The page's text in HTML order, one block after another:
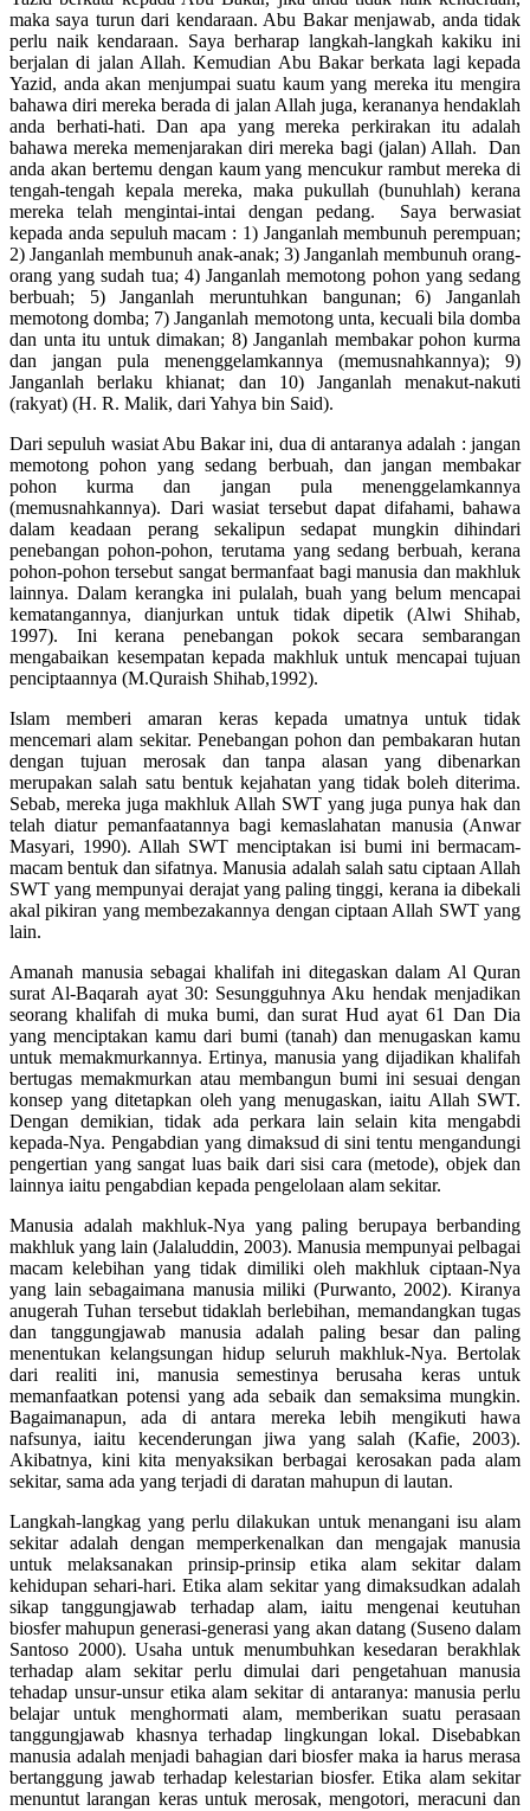
maka saya turun dari kendaraan. Abu Bakar menjawab, anda tidak
perlu naik kendaraan. Saya berharap langkah-langkah kakiku ini
berjalan di jalan Allah. Kemudian Abu Bakar berkata lagi kepada
Yazid, anda akan menjumpai suatu kaum yang mereka itu mengira
bahawa diri mereka berada di jalan Allah juga, kerananya hendaklah
anda berhati-hati. Dan apa yang mereka perkirakan itu adalah
bahawa mereka memenjarakan diri mereka bagi (jalan) Allah. Dan
anda akan bertemu dengan kaum yang mencukur rambut mereka di
tengah-tengah kepala mereka, maka pukullah (bunuhlah) kerana
mereka telah mengintai-intai dengan pedang. Saya berwasiat
kepada anda sepuluh macam : 1) Janganlah membunuh perempuan;
2) Janganlah membunuh anak-anak; 3) Janganlah membunuh orang-
orang yang sudah tua; 4) Janganlah memotong pohon yang sedang
berbuah; 5) Janganlah meruntuhkan bangunan; 6) Janganlah
memotong domba; 7) Janganlah memotong unta, kecuali bila domba
dan unta itu untuk dimakan; 8) Janganlah membakar pohon kurma
dan jangan pula menenggelamkannya (memusnahkannya); 9)
Janganlah berlaku khianat; dan 10) Janganlah menakut-nakuti
(rakyat) (H. R. Malik, dari Yahya bin Said).
Dari sepuluh wasiat Abu Bakar ini, dua di antaranya adalah : jangan
memotong pohon yang sedang berbuah, dan jangan membakar
pohon kurma dan jangan pula menenggelamkannya
(memusnahkannya). Dari wasiat tersebut dapat difahami, bahawa
dalam keadaan perang sekalipun sedapat mungkin dihindari
penebangan pohon-pohon, terutama yang sedang berbuah, kerana
pohon-pohon tersebut sangat bermanfaat bagi manusia dan makhluk
lainnya. Dalam kerangka ini pulalah, buah yang belum mencapai
kematangannya, dianjurkan untuk tidak dipetik (Alwi Shihab,
1997). Ini kerana penebangan pokok secara sembarangan
mengabaikan kesempatan kepada makhluk untuk mencapai tujuan
penciptaannya (M.Quraish Shihab,1992).
Islam memberi amaran keras kepada umatnya untuk tidak
mencemari alam sekitar. Penebangan pohon dan pembakaran hutan
dengan tujuan merosak dan tanpa alasan yang dibenarkan
merupakan salah satu bentuk kejahatan yang tidak boleh diterima.
Sebab, mereka juga makhluk Allah SWT yang juga punya hak dan
telah diatur pemanfaatannya bagi kemaslahatan manusia (Anwar
Masyari, 1990). Allah SWT menciptakan isi bumi ini bermacam-
macam bentuk dan sifatnya. Manusia adalah salah satu ciptaan Allah
SWT yang mempunyai derajat yang paling tinggi, kerana ia dibekali
akal pikiran yang membezakannya dengan ciptaan Allah SWT yang
lain.
Amanah manusia sebagai khalifah ini ditegaskan dalam Al Quran
surat Al-Baqarah ayat 30: Sesungguhnya Aku hendak menjadikan
seorang khalifah di muka bumi, dan surat Hud ayat 61 Dan Dia
yang menciptakan kamu dari bumi (tanah) dan menugaskan kamu
untuk memakmurkannya. Ertinya, manusia yang dijadikan khalifah
bertugas memakmurkan atau membangun bumi ini sesuai dengan
konsep yang ditetapkan oleh yang menugaskan, iaitu Allah SWT.
Dengan demikian, tidak ada perkara lain selain kita mengabdi
kepada-Nya. Pengabdian yang dimaksud di sini tentu mengandungi
pengertian yang sangat luas baik dari sisi cara (metode), objek dan
lainnya iaitu pengabdian kepada pengelolaan alam sekitar.
Manusia adalah makhluk-Nya yang paling berupaya berbanding
makhluk yang lain (Jalaluddin, 2003). Manusia mempunyai pelbagai
macam kelebihan yang tidak dimiliki oleh makhluk ciptaan-Nya
yang lain sebagaimana manusia miliki (Purwanto, 2002). Kiranya
anugerah Tuhan tersebut tidaklah berlebihan, memandangkan tugas
dan tanggungjawab manusia adalah paling besar dan paling
menentukan kelangsungan hidup seluruh makhluk-Nya. Bertolak
dari realiti ini, manusia semestinya berusaha keras untuk
memanfaatkan potensi yang ada sebaik dan semaksima mungkin.
Bagaimanapun, ada di antara mereka lebih mengikuti hawa
nafsunya, iaitu kecenderungan jiwa yang salah (Kafie, 2003).
Akibatnya, kini kita menyaksikan berbagai kerosakan pada alam
sekitar, sama ada yang terjadi di daratan mahupun di lautan.
Langkah-langkag yang perlu dilakukan untuk menangani isu alam
sekitar adalah dengan memperkenalkan dan mengajak manusia
untuk melaksanakan prinsip-prinsip etika alam sekitar dalam
kehidupan sehari-hari. Etika alam sekitar yang dimaksudkan adalah
sikap tanggungjawab terhadap alam, iaitu mengenai keutuhan
biosfer mahupun generasi-generasi yang akan datang (Suseno dalam
Santoso 2000). Usaha untuk menumbuhkan kesedaran berakhlak
terhadap alam sekitar perlu dimulai dari pengetahuan manusia
tehadap unsur-unsur etika alam sekitar di antaranya: manusia perlu
belajar untuk menghormati alam, memberikan suatu perasaan
tanggungjawab khasnya terhadap lingkungan lokal. Disebabkan
manusia adalah menjadi bahagian dari biosfer maka ia harus merasa
bertanggung jawab terhadap kelestarian biosfer. Etika alam sekitar
menuntut larangan keras untuk merosak, mengotori, meracuni dan